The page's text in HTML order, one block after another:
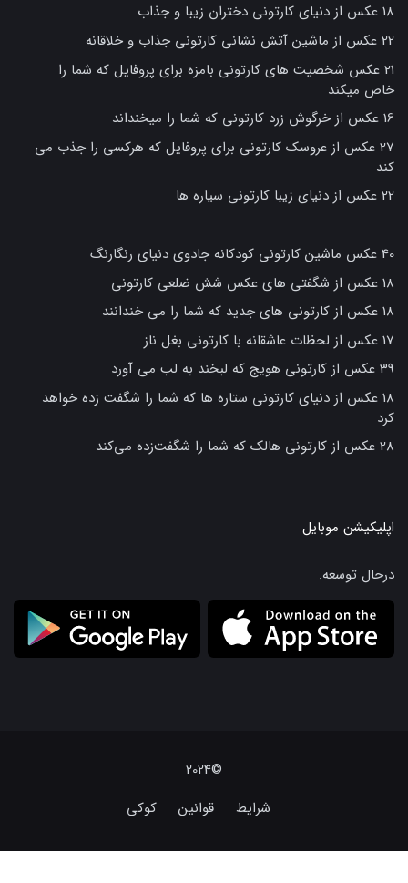
18 عکس از دنیای کارتونی دختران زیبا و جذاب
22 عکس از ماشین آتش نشانی کارتونی جذاب و خلاقانه
21 عکس شخصیت های کارتونی بامزه برای پروفایل که شما را
خاص میکند
16 عکس از خرگوش زرد کارتونی که شما را میخنداند
27 عکس از عروسک کارتونی برای پروفایل که هرکسی را جذب می
کند
22 عکس از دنیای زیبا کارتونی سیاره ها
40 عکس ماشین کارتونی کودکانه جادوی دنیای رنگارنگ
18 عکس از شگفتی های عکس شش ضلعی کارتونی
18 عکس از کارتونی های جدید که شما را می خندانند
17 عکس از لحظات عاشقانه با کارتونی بغل ناز
39 عکس از کارتونی هویج که لبخند به لب می آورد
18 عکس از دنیای کارتونی ستاره ها که شما را شگفت زده خواهد
کرد
28 عکس از کارتونی هالک که شما را شگفت‌زده می‌کند
اپلیکیشن موبایل
درحال توسعه.
©2024
شرایط
قوانین کوکی